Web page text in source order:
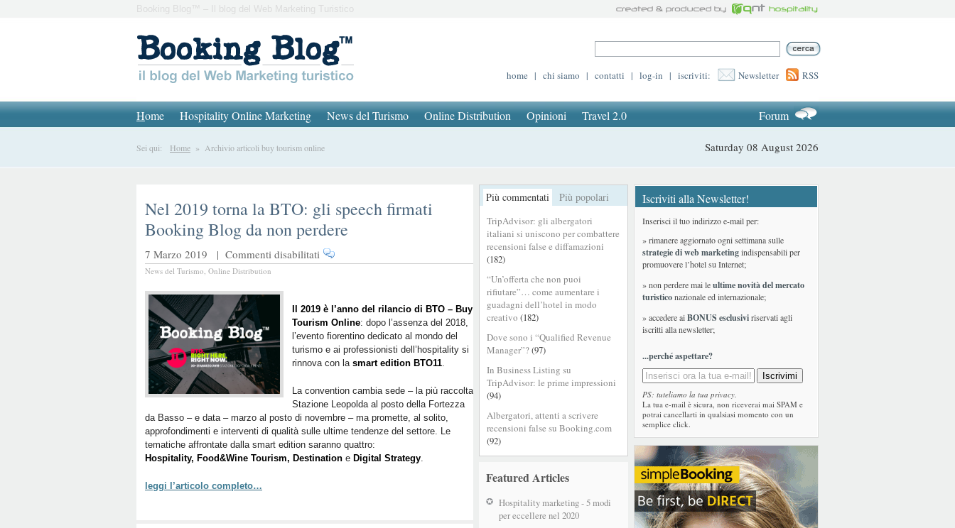
Booking Blog™ – Il blog del Web Marketing Turistico
home | chi siamo | contatti | log-in | iscriviti: Newsletter RSS
Home Hospitality Online Marketing News del Turismo Online Distribution Opinioni Travel 2.0 Forum
Sei qui: Home » Archivio articoli buy tourism online Saturday 08 August 2026
Più commentati Più popolari
TripAdvisor: gli albergatori
italiani si uniscono per combattere
recensioni false e diffamazioni
(182)
“Un’offerta che non puoi
rifiutare”… come aumentare i
guadagni dell’hotel in modo
creativo (182)
Dove sono i “Qualified Revenue
Manager”?(97)
In Business Listing su
TripAdvisor: le prime impressioni
(94)
Albergatori, attenti a scrivere
recensioni false su Booking.com
(92)
Featured Articles
Hospitality marketing - 5 modi
per eccellere nel 2020
Nel 2019 torna la BTO: gli speech firmati
Booking Blog da non perdere
7 Marzo 2019 | Commenti disabilitati su
Nel
la
BTO:
gli
speech
firmati
Blog
da
non
perdere
News del Turismo, Online Distribution
Il 2019 è l’anno del rilancio di BTO – Buy
Tourism Online: dopo l’assenza del 2018,
l’evento fiorentino dedicato al mondo del
turismo e ai professionisti dell’hospitality si
rinnova con la smart edition BTO11.
La convention cambia sede – la più raccolta
Stazione Leopolda al posto della Fortezza
da Basso – e data – marzo al posto di novembre – ma promette, al solito,
approfondimenti e interventi di qualità sulle ultime tendenze del settore. Le
tematiche affrontate dalla smart edition saranno quattro:
Hospitality, Food&Wine Tourism, Destination e Digital Strategy.
leggi l’articolo completo…
Iscriviti alla Newsletter!
Inserisci il tuo indirizzo e-mail per:
» rimanere aggiornato ogni settimana sulle
strategie di web marketingindispensabili per
promuovere l’hotel su Internet;
» non perdere mai leultime novità del mercato
turisticonazionale ed internazionale;
» accedere aiBONUS esclusiviriservati agli
iscritti alla newsletter;
...perché aspettare?
PS: tuteliamo la tua privacy.
La tua e-mail è sicura, non riceverai mai SPAM e
potrai cancellarti in qualsiasi momento con un
semplice click.